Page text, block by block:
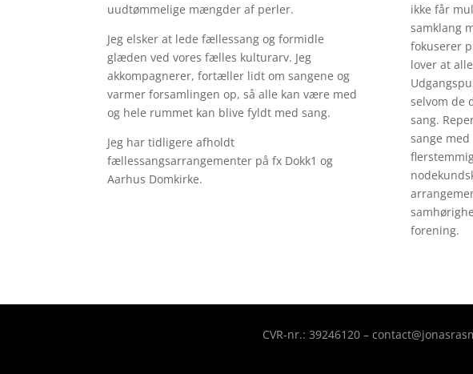
uudtømmelige mængder af perler.
Jeg elsker at lede fællessang og formidle
glæden ved vores fælles kulturarv. Jeg
akkompagnerer, fortæller lidt om sangene og
varmer forsamlingen op, så alle kan være med
og hele rummet kan blive fyldt med sang.
Jeg har tidligere afholdt
fællessangsarrangementer på fx Dokk1 og
Aarhus Domkirke.
ikke får
samklang
fokuserer
lover at
selvom de
sang.
sange
forening.
CVR-nr.: 39246120 –